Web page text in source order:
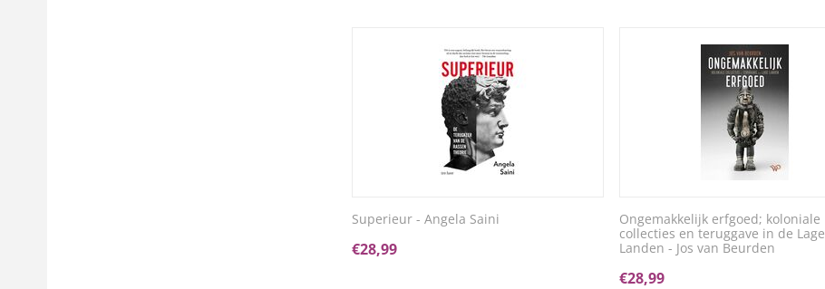
Superieur - Angela Saini
€28,99
Ongemakkelijk erfgoed; koloniale
collecties en teruggave in de Lage
Landen - Jos van Beurden
€28,99